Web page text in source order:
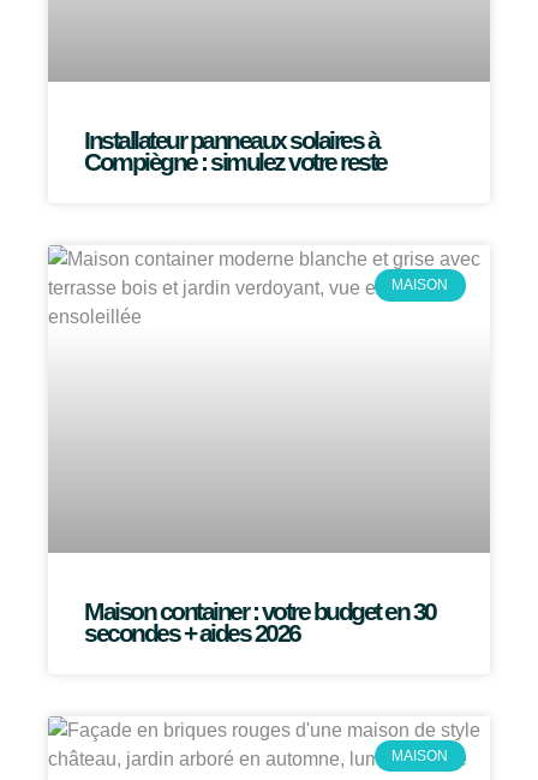
Installateur panneaux solaires à
Compiègne : simulez votre reste
MAISON
Maison container : votre budget en 30
secondes + aides 2026
MAISON